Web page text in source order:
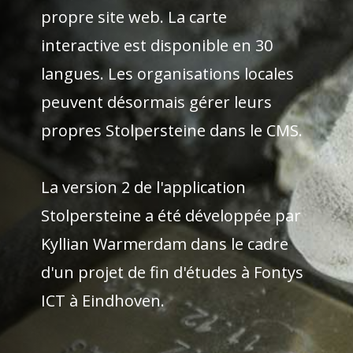
propre site web. La carte
interactive est disponible en 30
langues. Les organisations locales
peuvent désormais gérer leurs
propres Stolpersteine dans le CMS.
La version 2 de l'application
Stolpersteine a été développée par
Kyllian Warmerdam dans le cadre
d'un projet de fin d'études à Fontys
ICT à Eindhoven.